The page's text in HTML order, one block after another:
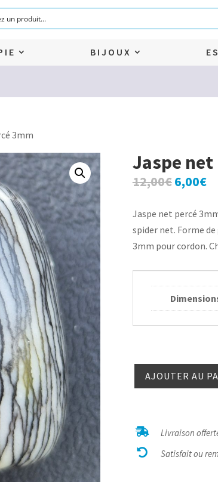
BIJOUX
3mm
Jaspe net
12,00€Le
initial
était :
12,00€.
6,00€Le
Jaspe net percé
spider net. Forme
3mm pour cordon.
quantité
percé
3mm
AJOUTER AU
 Livraison
 Satisfait ou